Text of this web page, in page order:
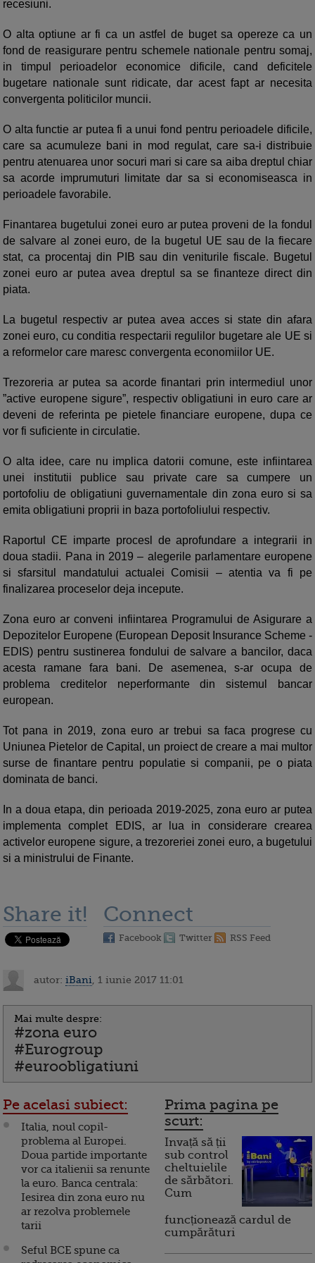
recesiuni.
O alta optiune ar fi ca un astfel de buget sa opereze ca un
fond de reasigurare pentru schemele nationale pentru somaj,
in timpul perioadelor economice dificile, cand deficitele
bugetare nationale sunt ridicate, dar acest fapt ar necesita
convergenta politicilor muncii.
O alta functie ar putea fi a unui fond pentru perioadele dificile,
care sa acumuleze bani in mod regulat, care sa-i distribuie
pentru atenuarea unor socuri mari si care sa aiba dreptul chiar
sa acorde imprumuturi limitate dar sa si economiseasca in
perioadele favorabile.
Finantarea bugetului zonei euro ar putea proveni de la fondul
de salvare al zonei euro, de la bugetul UE sau de la fiecare
stat, ca procentaj din PIB sau din veniturile fiscale. Bugetul
zonei euro ar putea avea dreptul sa se finanteze direct din
piata.
La bugetul respectiv ar putea avea acces si state din afara
zonei euro, cu conditia respectarii regulilor bugetare ale UE si
a reformelor care maresc convergenta economiilor UE.
Trezoreria ar putea sa acorde finantari prin intermediul unor
”active europene sigure”, respectiv obligatiuni in euro care ar
deveni de referinta pe pietele financiare europene, dupa ce
vor fi suficiente in circulatie.
O alta idee, care nu implica datorii comune, este infiintarea
unei institutii publice sau private care sa cumpere un
portofoliu de obligatiuni guvernamentale din zona euro si sa
emita obligatiuni proprii in baza portofoliului respectiv.
Raportul CE imparte procesl de aprofundare a integrarii in
doua stadii. Pana in 2019 – alegerile parlamentare europene
si sfarsitul mandatului actualei Comisii – atentia va fi pe
finalizarea proceselor deja incepute.
Zona euro ar conveni infiintarea Programului de Asigurare a
Depozitelor Europene (European Deposit Insurance Scheme -
EDIS) pentru sustinerea fondului de salvare a bancilor, daca
acesta ramane fara bani. De asemenea, s-ar ocupa de
problema creditelor neperformante din sistemul bancar
european.
Tot pana in 2019, zona euro ar trebui sa faca progrese cu
Uniunea Pietelor de Capital, un proiect de creare a mai multor
surse de finantare pentru populatie si companii, pe o piata
dominata de banci.
In a doua etapa, din perioada 2019-2025, zona euro ar putea
implementa complet EDIS, ar lua in considerare crearea
activelor europene sigure, a trezoreriei zonei euro, a bugetului
si a ministrului de Finante.
Share it! Connect
Facebook Twitter RSS Feed
autor: iBani , 1 iunie 2017 11:01
Mai multe despre:
#zona euro
#Eurogroup
#euroobligatiuni
Pe acelasi subiect:
Italia, noul copil-
problema al Europei.
Doua partide importante
vor ca italienii sa renunte
la euro. Banca centrala:
Iesirea din zona euro nu
ar rezolva problemele
tarii
Seful BCE spune ca
Prima pagina pe
scurt:
Invață să ții
sub control
cheltuielile
de sărbători.
Cum
funcționează cardul de
cumpărături